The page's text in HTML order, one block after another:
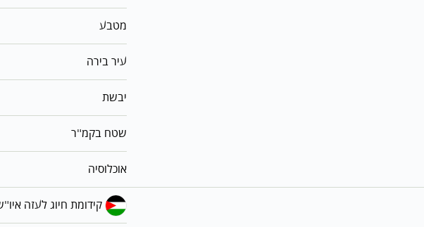
מטבע
עיר בירה
יבשת
שטח בקמ"ר
אוכלוסיה
קידומת חיוג לעזה